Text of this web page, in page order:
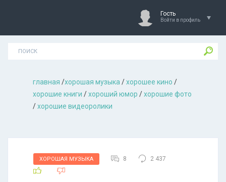
Гость
Войти в профиль
главная /хорошая музыкa /хорошее кино /
хорошие книги /хороший юмор /хорошие фото
/хорошие видеоролики
ХОРОШАЯ МУЗЫКА 8 2 437